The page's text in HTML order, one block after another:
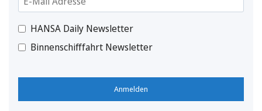
HANSA Daily Newsletter
Binnenschifffahrt Newsletter
Anmelden